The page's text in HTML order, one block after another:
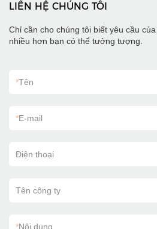
LIÊN HỆ CHÚNG TÔI
Chỉ cần cho chúng tôi biết yêu cầu
nhiều hơn bạn có thể tưởng tượng.
*Tên
*E-mail
Điện thoại
Tên công ty
*Nội dung